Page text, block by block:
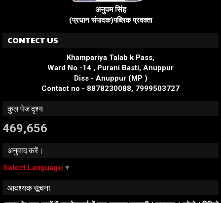
अनुपम सिंह
(प्रधान संपादक)पब्लिक प्रवक्ता
CONTECT US
Khampariya Talab k Pass,
Ward No -14 , Purani Basti, Anuppur
Diss - Anuppur (MP )
Contact no - 8878230088, 7999503727
कुल पेज दृश्य
469,656
अनुवाद करें।
Select Language ▼
आवश्यक सूचना